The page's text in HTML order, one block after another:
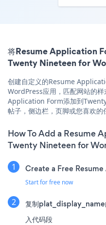
将Resume Application
Twenty Nineteen for
创建自定义的Resume
WordPress应用，匹配网站的
Application Form添加到
帖子，侧边栏，页脚或您喜欢的
How To Add a Resume
Twenty Nineteen for
Create a Free
Start for free now
复制
入代码段